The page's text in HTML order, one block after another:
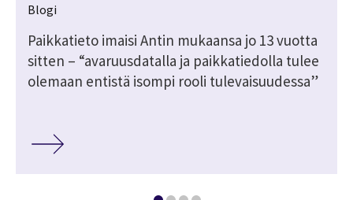
Blogi
Paikkatieto imaisi Antin mukaansa jo 13 vuotta
sitten – “avaruusdatalla ja paikkatiedolla tulee
olemaan entistä isompi rooli tulevaisuudessa”